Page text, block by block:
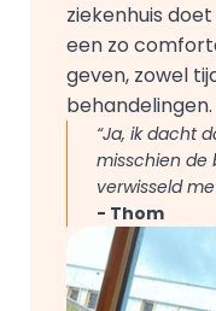
ziekenhuis
een zo
geven, zowel
behandelingen.
“Ja, ik dacht
misschien de
verwisseld
- Thom